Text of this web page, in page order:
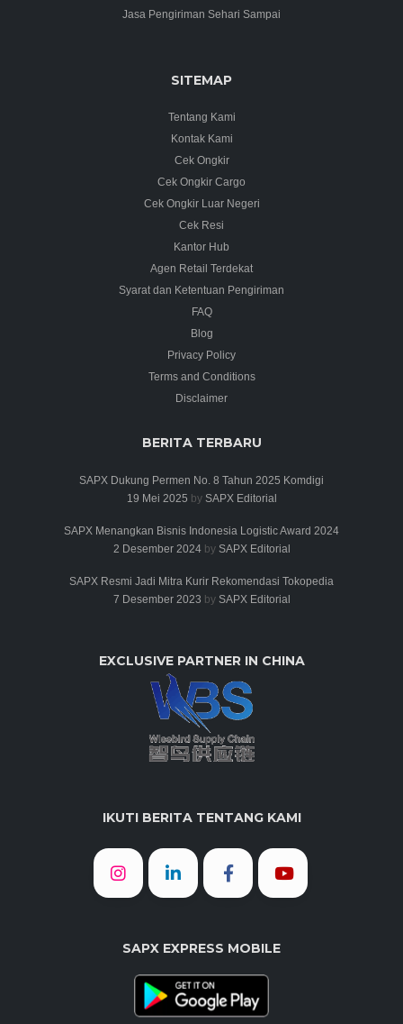
Jasa Pengiriman Sehari Sampai
SITEMAP
Tentang Kami
Kontak Kami
Cek Ongkir
Cek Ongkir Cargo
Cek Ongkir Luar Negeri
Cek Resi
Kantor Hub
Agen Retail Terdekat
Syarat dan Ketentuan Pengiriman
FAQ
Blog
Privacy Policy
Terms and Conditions
Disclaimer
BERITA TERBARU
SAPX Dukung Permen No. 8 Tahun 2025 Komdigi
19 Mei 2025 by SAPX Editorial
SAPX Menangkan Bisnis Indonesia Logistic Award 2024
2 Desember 2024by SAPX Editorial
SAPX Resmi Jadi Mitra Kurir Rekomendasi Tokopedia
7 Desember 2023 by SAPX Editorial
EXCLUSIVE PARTNER IN CHINA
IKUTI BERITA TENTANG KAMI
SAPX EXPRESS MOBILE